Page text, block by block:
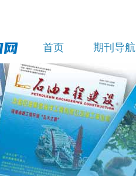
首页 期刊导航